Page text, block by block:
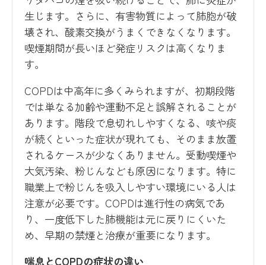
生じます。さらに、有害物質によって肺胞が破
壊され、酸素交換がうまくできなくなります。
喫煙期間が長いほど発症リスクは高くなりま
す。
COPDは中高年に多くみられますが、初期段階
では単なる加齢や運動不足と誤解されることが
あります。階段で息切れしやすくなる、咳や痰
が続くといった症状が現れても、そのまま放置
されるケースが少なくありません。受動喫煙や
大気汚染、粉じんなども原因になります。特に
職業上で粉じんを吸入しやすい環境にいる人は
注意が必要です。COPDは進行性の病気であ
り、一度低下した肺機能は元に戻りにくいた
め、早期の禁煙と治療が重要になります。
喘息とCOPDの症状の違い